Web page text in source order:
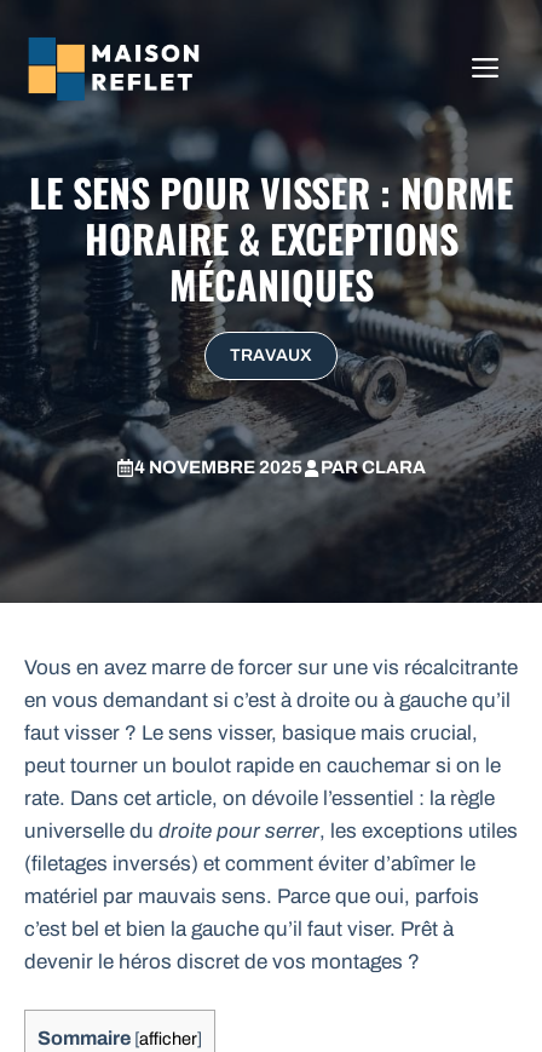
contenu
LE SENS POUR VISSER : NORME
HORAIRE & EXCEPTIONS
MÉCANIQUES
TRAVAUX
4 NOVEMBRE 2025 PARCLARA
Vous en avez marre de forcer sur une vis récalcitrante
en vous demandant si c’est à droite ou à gauche qu’il
faut visser ? Le sens visser, basique mais crucial,
peut tourner un boulot rapide en cauchemar si on le
rate. Dans cet article, on dévoile l’essentiel : la règle
universelle du droite pour serrer, les exceptions utiles
(filetages inversés) et comment éviter d’abîmer le
matériel par mauvais sens. Parce que oui, parfois
c’est bel et bien la gauche qu’il faut viser. Prêt à
devenir le héros discret de vos montages ?
Sommaire [afficher]